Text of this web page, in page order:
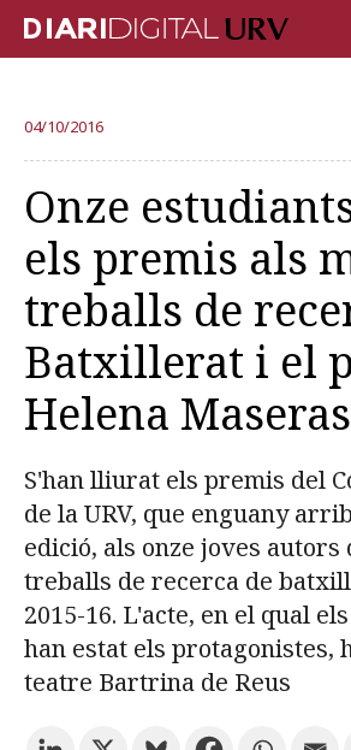
RECERCA
DOCÈNCIA
INSTITUCIÓ
VIDA AL CAMPUS
COMUNITAT URV
REPORTATGES
Prova la cerca
Subscriu-te als butlletins de la URV
04/10/2016
Onze
els premis als
treballs de
Batxillerat i el
Helena Maseras
S'han lliurat els premis del
de la URV, que enguany
edició, als onze joves
treballs de recerca de
2015-16. L'acte, en el qual
han estat els protagonistes,
teatre Bartrina de Reus